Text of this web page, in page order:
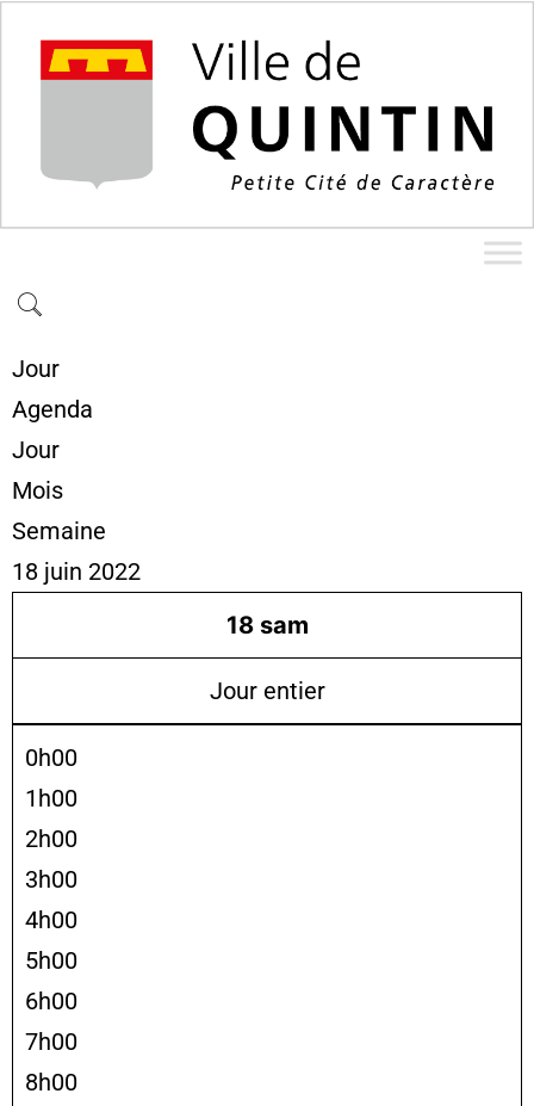
Jour
Agenda
Jour
Mois
Semaine
18 juin 2022
18 sam
Jour entier
0h00
1h00
2h00
3h00
4h00
5h00
6h00
7h00
8h00